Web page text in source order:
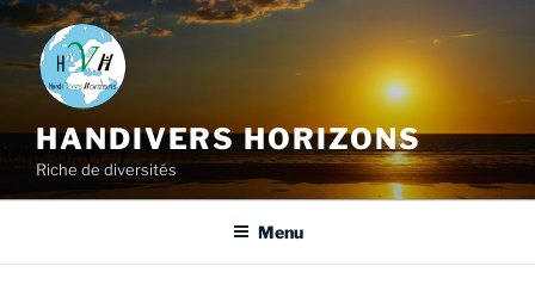
HANDIVERS HORIZONS
Riche de diversités
Menu